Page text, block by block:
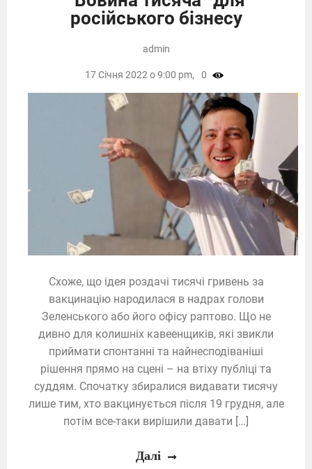
російського бізнесу
Схоже, що ідея роздачі тисячі гривень за
вакцинацію народилася в надрах голови
Зеленського або його офісу раптово. Що не
дивно для колишніх кавеенщиків, які звикли
приймати спонтанні та найнесподіваніші
рішення прямо на сцені – на втіху публіці та
суддям. Спочатку збиралися видавати тисячу
лише тим, хто вакцинується після 19 грудня, але
потім все-таки вирішили давати […]
admin
17 Січня 2022 о 9:00 pm, 0
Далі